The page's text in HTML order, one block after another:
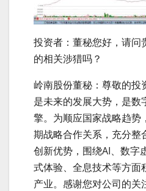
投资者：董秘您好，请问
的相关涉猎吗？
岭南股份董秘：尊敬的投
是未来的发展大势，是数
擎。为顺应国家战略趋势
期战略合作关系，充分整
创新优势，围绕AI、数字
式体验、全息技术等方面
产业。感谢您对公司的关